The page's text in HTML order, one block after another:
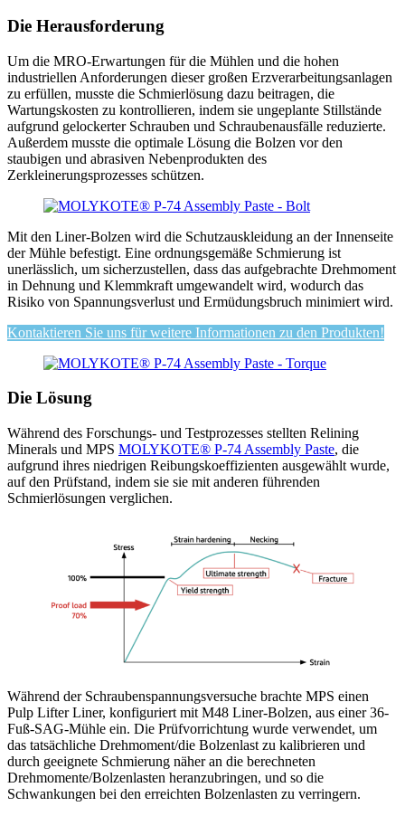
Die Herausforderung
Um die MRO-Erwartungen für die Mühlen und die hohen
industriellen Anforderungen dieser großen Erzverarbeitungsanlagen
zu erfüllen, musste die Schmierlösung dazu beitragen, die
Wartungskosten zu kontrollieren, indem sie ungeplante Stillstände
aufgrund gelockerter Schrauben und Schraubenausfälle reduzierte.
Außerdem musste die optimale Lösung die Bolzen vor den
staubigen und abrasiven Nebenprodukten des
Zerkleinerungsprozesses schützen.
Mit den Liner-Bolzen wird die Schutzauskleidung an der Innenseite
der Mühle befestigt. Eine ordnungsgemäße Schmierung ist
unerlässlich, um sicherzustellen, dass das aufgebrachte Drehmoment
in Dehnung und Klemmkraft umgewandelt wird, wodurch das
Risiko von Spannungsverlust und Ermüdungsbruch minimiert wird.
Kontaktieren Sie uns für weitere Informationen zu den Produkten!
Die Lösung
Während des Forschungs- und Testprozesses stellten Relining
Minerals und MPS MOLYKOTE® P-74 Assembly Paste, die
aufgrund ihres niedrigen Reibungskoeffizienten ausgewählt wurde,
auf den Prüfstand, indem sie sie mit anderen führenden
Schmierlösungen verglichen.
Während der Schraubenspannungsversuche brachte MPS einen
Pulp Lifter Liner, konfiguriert mit M48 Liner-Bolzen, aus einer 36-
Fuß-SAG-Mühle ein. Die Prüfvorrichtung wurde verwendet, um
das tatsächliche Drehmoment/die Bolzenlast zu kalibrieren und
durch geeignete Schmierung näher an die berechneten
Drehmomente/Bolzenlasten heranzubringen, und so die
Schwankungen bei den erreichten Bolzenlasten zu verringern.